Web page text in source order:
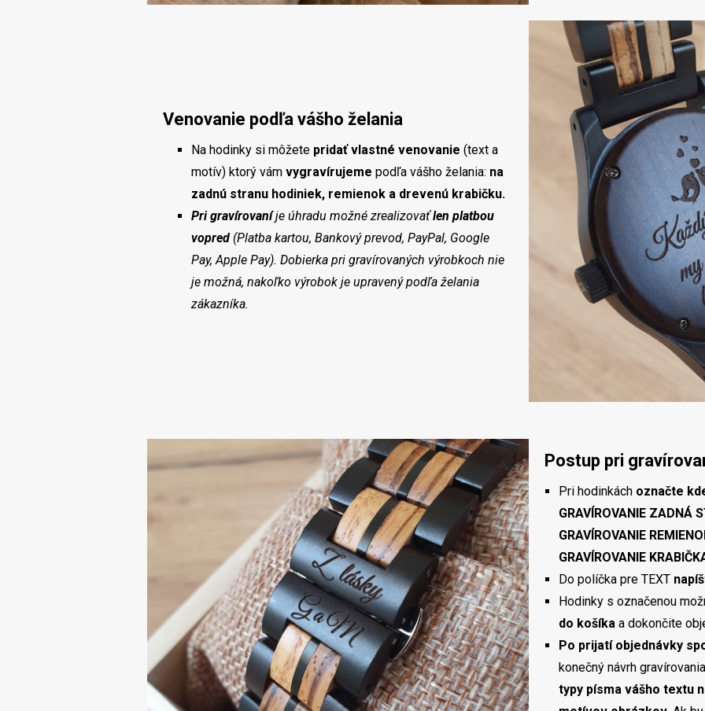
Venovanie podľa vášho želania
Na hodinky si môžete pridať vlastné venovanie (text a
motív) ktorý vám vygravírujeme podľa vášho želania: na
zadnú stranu hodiniek, remienok a drevenú krabičku.
Pri gravírovaníje úhradu možné zrealizovaťlen platbou
vopred(Platba kartou, Bankový prevod, PayPal, Google
Pay, Apple Pay). Dobierka pri gravírovaných výrobkoch nie
je možná, nakoľko výrobok je upravený podľa želania
zákazníka.
Postup pri
Pri hodinkách označte
GRAVÍROVANIE ZADNÁ
GRAVÍROVANIE
GRAVÍROVANIE
Do políčka pre TEXT
Hodinky s označenou
do košíkaa dokončite
Po prijatí objednávky
konečný návrh
typy písma vášho textu